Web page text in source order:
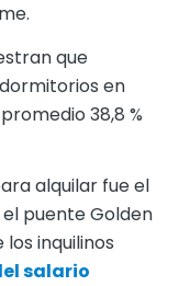
que
en
38,8 %
alquilar fue el
puente Golden
los inquilinos
salario